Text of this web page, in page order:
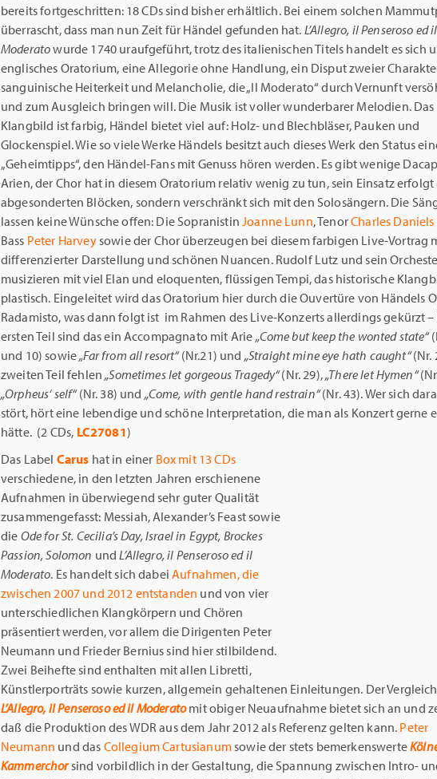
bereits fortgeschritten: 18 CDs sind bisher erhältlich. Bei einem solchen
überrascht, dass man nun Zeit für Händel gefunden hat. L’Allegro, il Penseroso ed il
Moderatowurde 1740 uraufgeführt, trotz des italienischen Titels handelt es sich
englisches Oratorium, eine Allegorie ohne Handlung, ein Disput zweier
sanguinische Heiterkeit und Melancholie, die „Il Moderato“ durch Vernunft
und zum Ausgleich bringen will. Die Musik ist voller wunderbarer Melodien. Das
Klangbild ist farbig, Händel bietet viel auf: Holz- und Blechbläser, Pauken und
Glockenspiel. Wie so viele Werke Händels besitzt auch dieses Werk den Status
„Geheimtipps“, den Händel-Fans mit Genuss hören werden. Es gibt wenige
Arien, der Chor hat in diesem Oratorium relativ wenig zu tun, sein Einsatz
abgesonderten Blöcken, sondern verschränkt sich mit den Solosängern. Die
lassen keine Wünsche offen: Die SopranistinJoanne Lunn, TenorCharles Daniels
Bass Peter Harveysowie der Chor überzeugen bei diesem farbigen Live-Vortrag
differenzierter Darstellung und schönen Nuancen. Rudolf Lutz und sein
musizieren mit viel Elan und eloquenten, flüssigen Tempi, das historische
plastisch. Eingeleitet wird das Oratorium hier durch die Ouvertüre von Händels
Radamisto, was dann folgt ist im Rahmen des Live-Konzerts allerdings gekürzt
ersten Teil sind das ein Accompagnato mit Arie „Come but keep the wonted state“
und 10) sowie„Far from all resort“(Nr.21) und „Straight mine eye hath caught“(Nr.
zweiten Teil fehlen„Sometimes let gorgeous Tragedy“(Nr. 29),„There let Hymen“
„Orpheus‘ self“(Nr. 38) und „Come, with gentle hand restrain“(Nr. 43). Wer sich
stört, hört eine lebendige und schöne Interpretation, die man als Konzert gerne
hätte. (2 CDs, LC27081)
Das Label Carus hat in einer Box mit 13 CDs
verschiedene, in den letzten Jahren erschienene
Aufnahmen in überwiegend sehr guter Qualität
zusammengefasst: Messiah, Alexander’s Feast sowie
die Ode for St. Cecilia’s Day, Israel in Egypt, Brockes
Passion, Solomon undL’Allegro, il Penseroso ed il
Moderato. Es handelt sich dabeiAufnahmen, die
zwischen 2007 und 2012 entstanden und von vier
unterschiedlichen Klangkörpern und Chören
präsentiert werden, vor allem die Dirigenten Peter
Neumann und Frieder Bernius sind hier stilbildend.
Zwei Beihefte sind enthalten mit allen Libretti,
Künstlerporträts sowie kurzen, allgemein gehaltenen Einleitungen. Der
L’Allegro, il Penseroso ed il Moderatomit obiger Neuaufnahme bietet sich an und
daß die Produktion des WDR aus dem Jahr 2012 als Referenz gelten kann. Peter
Neumann und das Collegium Cartusianumsowie der stets bemerkenswerte
Kammerchorsind vorbildlich in der Gestaltung, die Spannung zwischen Intro-